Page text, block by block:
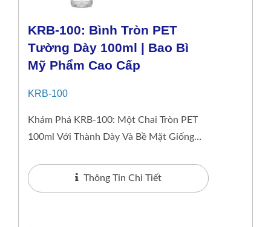
KRB-100: Bình Tròn PET
Tường Dày 100ml | Bao Bì
Mỹ Phẩm Cao Cấp
KRB-100
Khám Phá KRB-100: Một Chai Tròn PET
100ml Với Thành Dày Và Bề Mặt Giống
Serum Và Mỹ...
Thông Tin Chi Tiết